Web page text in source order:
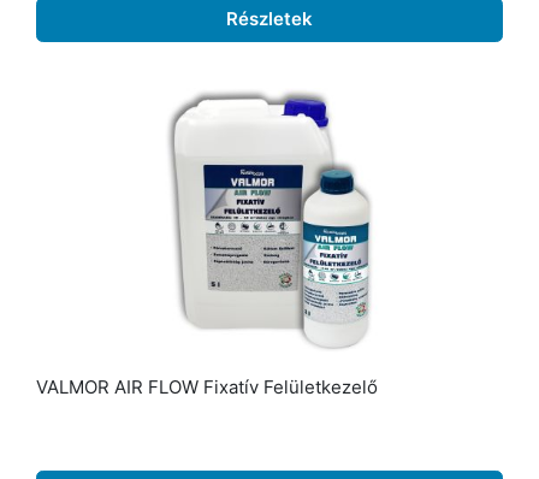
Részletek
VALMOR AIR FLOW Fixatív Felületkezelő